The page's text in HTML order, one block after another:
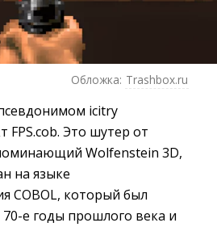
Обложка: Trashbox.ru
icitry
FPS.cob. Это шутер от
Wolfenstein 3D,
на языке
COBOL, который был
е годы прошлого века и